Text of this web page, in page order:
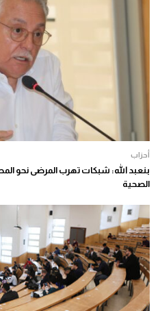
أحزاب
بنعبد الله: شبكات تهرب المرضى نحو
الصحية